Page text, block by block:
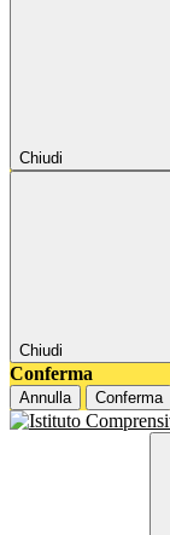
Chiudi
Chiudi
Conferma
Annulla Conferma